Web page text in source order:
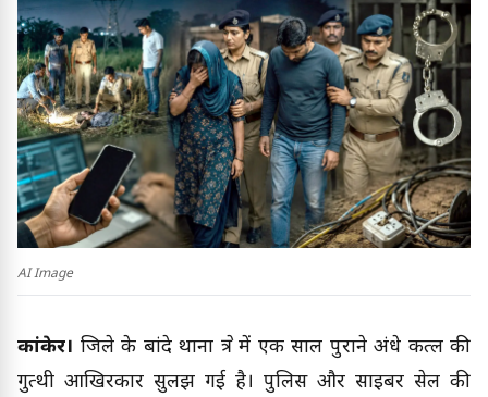
AI Image
कांकेर। जिले के बांदे थाना क्षेत्र में एक साल पुराने अंधे कत्ल की
गुत्थी आखिरकार सुलझ गई है। पुलिस और साइबर सेल की